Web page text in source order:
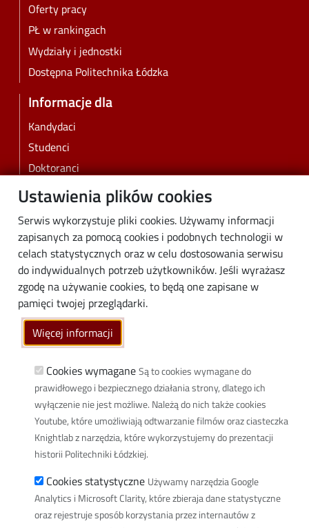
Ustawienia plików cookies
Serwis wykorzystuje pliki cookies. Używamy informacji
zapisanych za pomocą cookies i podobnych technologii w
celach statystycznych oraz w celu dostosowania serwisu
do indywidualnych potrzeb użytkowników. Jeśli wyrażasz
zgodę na używanie cookies, to będą one zapisane w
pamięci twojej przeglądarki.
Więcej informacji
Cookies wymagane Są to cookies wymagane do
prawidłowego i bezpiecznego działania strony, dlatego ich
wyłączenie nie jest możliwe. Należą do nich także cookies
Youtube, które umożliwiają odtwarzanie filmów oraz ciasteczka
Knightlab z narzędzia, które wykorzystujemy do prezentacji
historii Politechniki Łódzkiej.
Cookies statystyczne Używamy narzędzia Google
Analytics i Microsoft Clarity, które zbieraja dane statystyczne
oraz rejestruje sposób korzystania przez internautów z
Oferty pracy
PŁ w rankingach
Wydziały i jednostki
Dostępna Politechnika Łódzka
Informacje dla
Kandydaci
Studenci
Doktoranci
Pracownicy
Biznes
Media
Społeczność lokalna
Linki
Wikamp
Poczta elektroniczna
Biblioteka PŁ
Dyscypliny naukowe w PŁ
Inicjatywa Doskonałości Uczelnia Badawcza
BIP
Klauzula RODO
Polityka prywatności
Deklaracja dostępności cyfrowej
Informacja o PŁ w Polskim Języku Migowym